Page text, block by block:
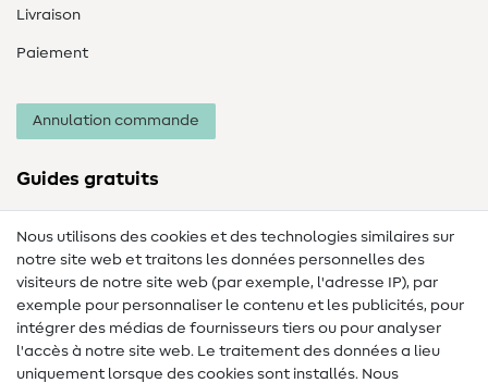
Livraison
Paiement
Annulation commande
Guides gratuits
Lexique de couture
Tutos de couture
Aide & contact
Nous utilisons des cookies et des technologies similaires sur
notre site web et traitons les données personnelles des
visiteurs de notre site web (par exemple, l'adresse IP), par
exemple pour personnaliser le contenu et les publicités, pour
intégrer des médias de fournisseurs tiers ou pour analyser
l'accès à notre site web. Le traitement des données a lieu
uniquement lorsque des cookies sont installés. Nous